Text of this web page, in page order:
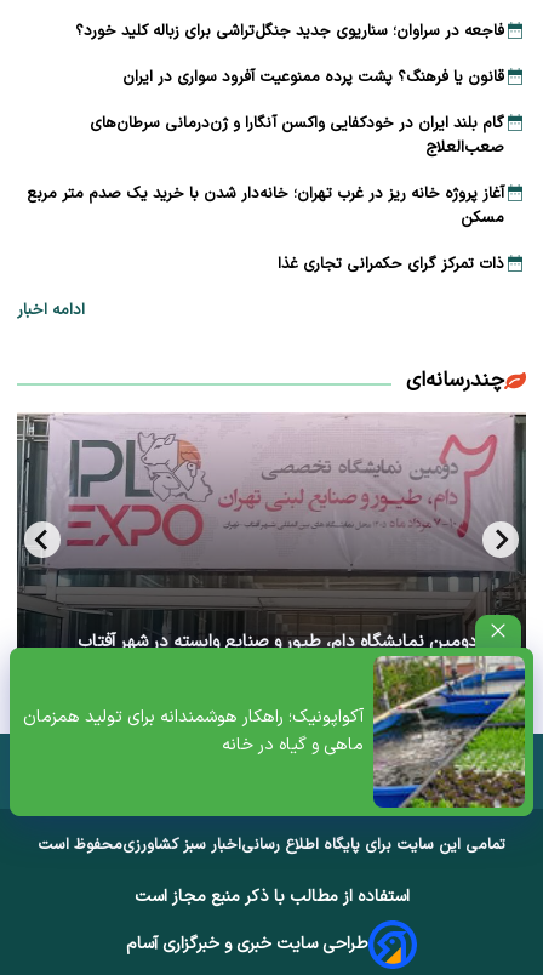
آکواپونیک؛ راهکار هوشمندانه برای تولید همزمان
ماهی و گیاه در خانه
فاجعه در سراوان؛ سناریوی جدید جنگل‌تراشی برای زباله کلید خورد؟
قانون یا فرهنگ؟ پشت پرده ممنوعیت آفرود سواری در ایران
گام بلند ایران در خودکفایی واکسن آنگارا و ژن‌درمانی سرطان‌های
صعب‌العلاج
آغاز پروژه خانه ریز در غرب تهران؛ خانه‌دار شدن با خرید یک صدم متر مربع
مسکن
ذات تمرکز گرای حکمرانی تجاری غذا
ادامه اخبار
چندرسانه‌ای
آغاز دومین نمایشگاه دام، طیور و صنایع وابسته در شهر آفتاب
تهران+ ویدئو
تمامی این سایت برای پایگاه اطلاع رسانیاخبار سبز کشاورزیمحفوظ است
استفاده از مطالب با ذکر منبع مجاز است
طراحی سایت خبری و خبرگزاری آسام